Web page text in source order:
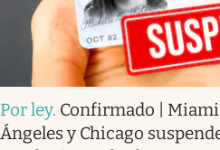
Por ley. Confirmado |
Ángeles y Chicago